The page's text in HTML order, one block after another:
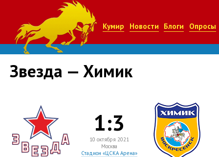
Кумир Новости Блоги Опросы
Звезда — Химик
1:3
10 октября 2021
Москва
Стадион «ЦСКА Арена»